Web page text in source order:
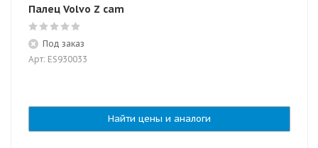
Палец Volvo Z cam
Под заказ
Арт: ES930033
Найти цены и аналоги